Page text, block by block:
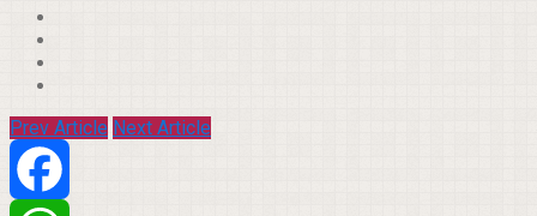
Prev Article Next Article